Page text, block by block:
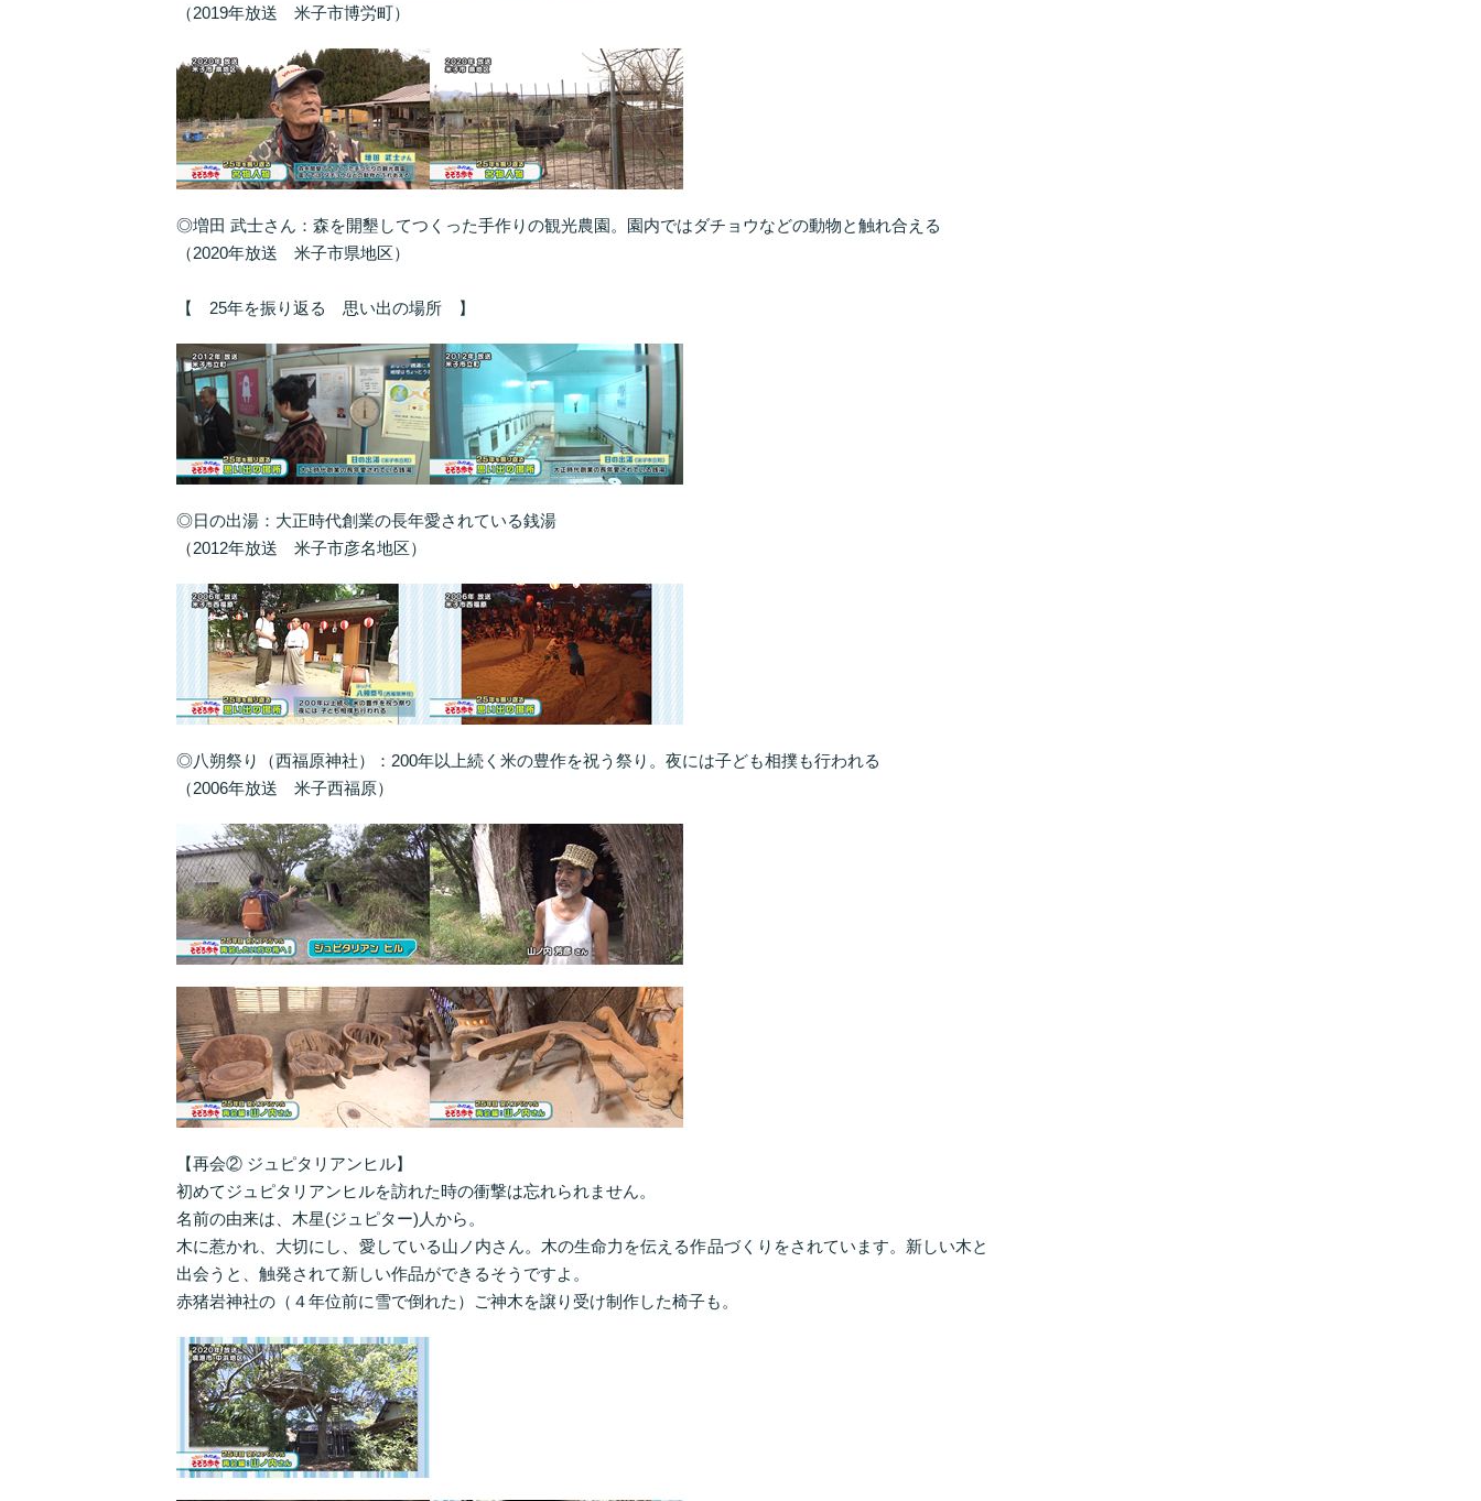
（2019年放送 米子市博労町）
◎増田 武士さん：森を開墾してつくった手作りの観光農園。園内ではダチョウなどの動物と触れ合える
（2020年放送 米子市県地区）
【 25年を振り返る 思い出の場所 】
◎日の出湯：大正時代創業の長年愛されている銭湯
（2012年放送 米子市彦名地区）
◎八朔祭り（西福原神社）：200年以上続く米の豊作を祝う祭り。夜には子ども相撲も行われる
（2006年放送 米子西福原）
【再会② ジュピタリアンヒル】
初めてジュピタリアンヒルを訪れた時の衝撃は忘れられません。
名前の由来は、木星(ジュピター)人から。
木に惹かれ、大切にし、愛している山ノ内さん。木の生命力を伝える作品づくりをされています。新しい木と
出会うと、触発されて新しい作品ができるそうですよ。
赤猪岩神社の（４年位前に雪で倒れた）ご神木を譲り受け制作した椅子も。